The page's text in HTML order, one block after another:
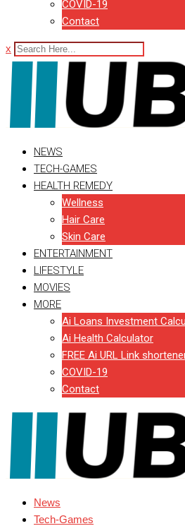
COVID-19
Contact
x
NEWS
TECH-GAMES
HEALTH REMEDY
Wellness
Hair Care
Skin Care
ENTERTAINMENT
LIFESTYLE
MOVIES
MORE
Ai Loans Investment
Ai Health Calculator
FREE Ai URL Link
COVID-19
Contact
News
Tech-Games